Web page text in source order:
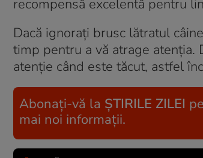
recompensă excelentă pentru
Dacă ignorați brusc lătratul
timp pentru a vă atrage atenția.
atenție când este tăcut, astfel
Abonați-vă la ȘTIRILE ZILEI
mai noi informații.